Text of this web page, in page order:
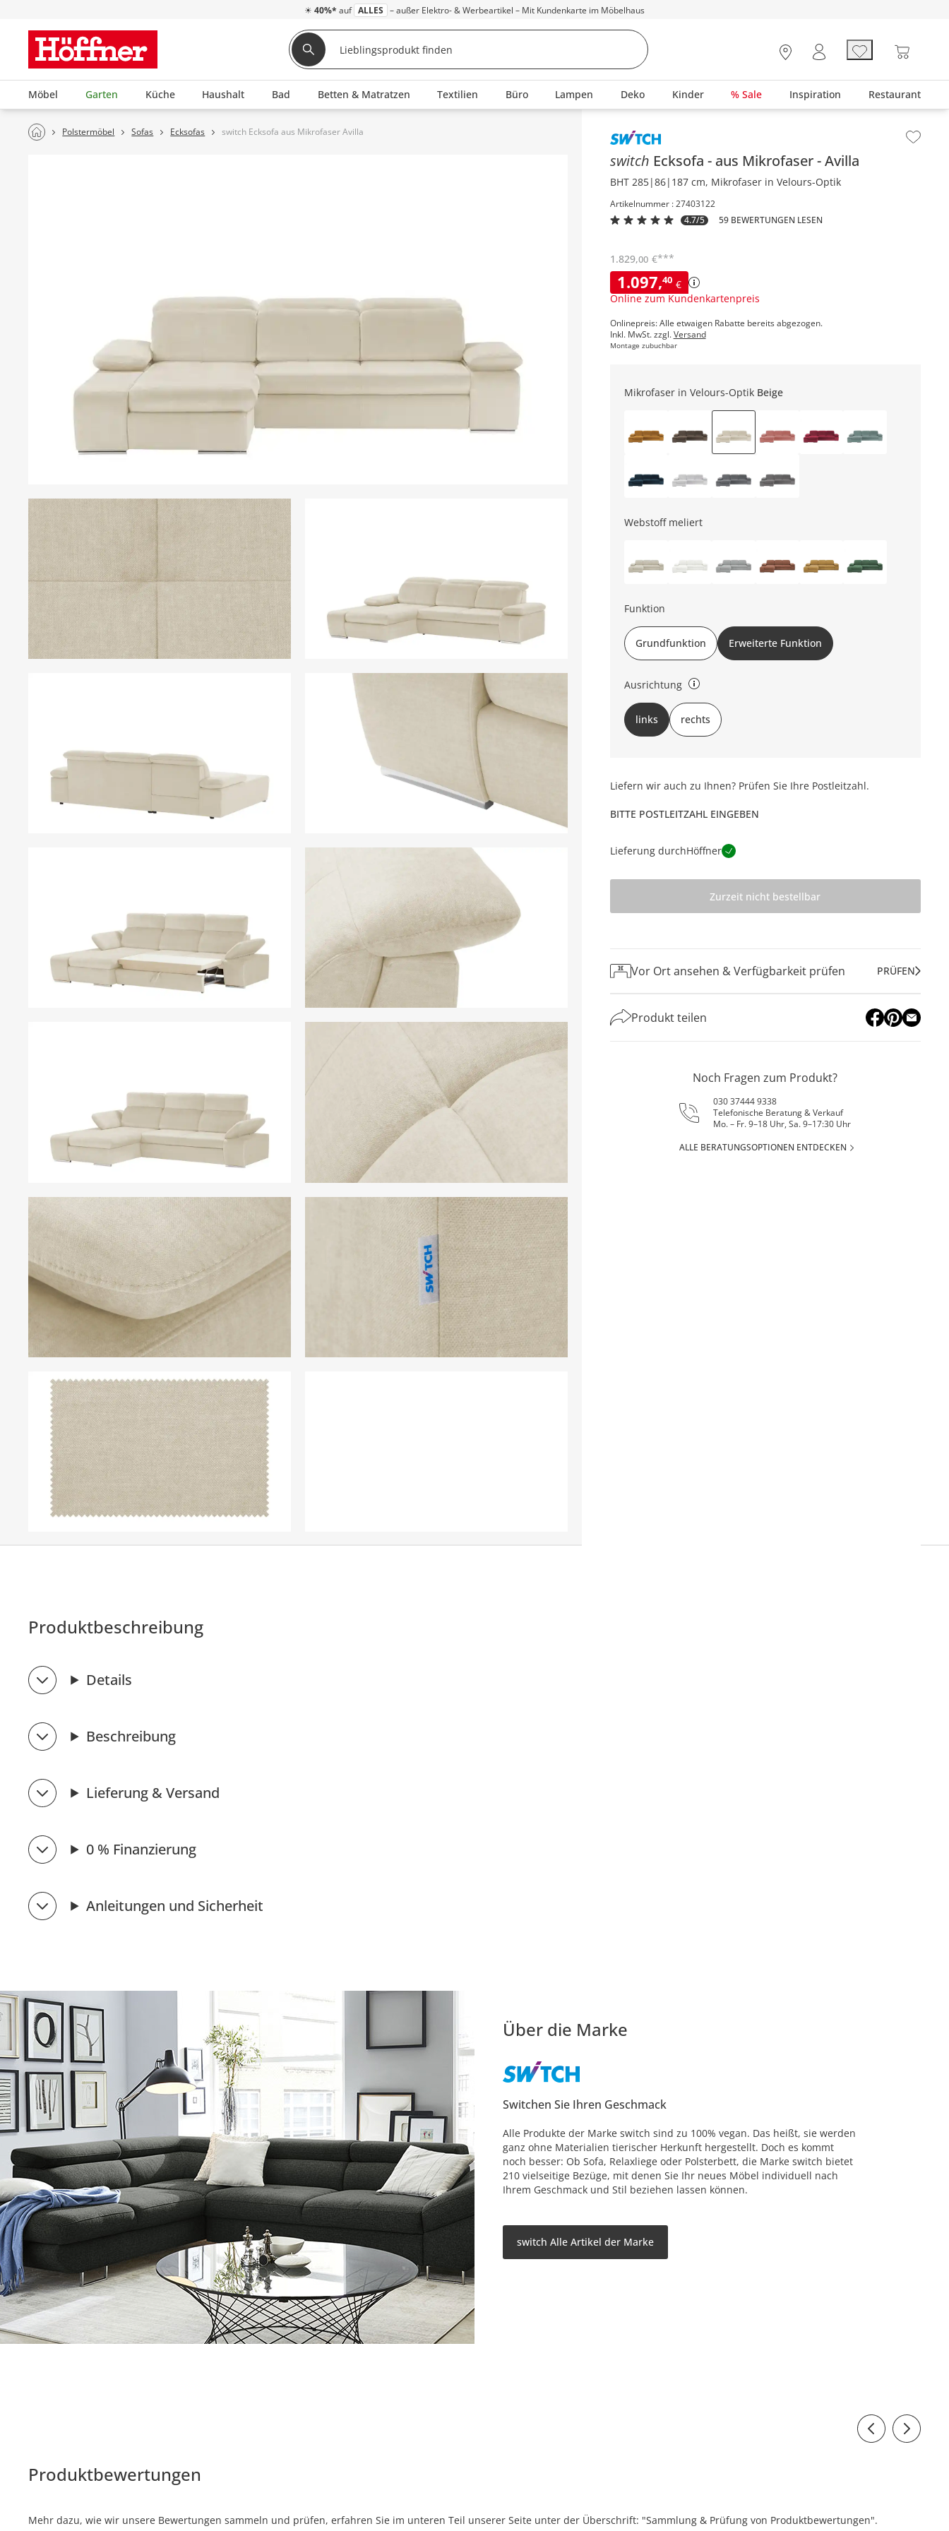
☀ 40%* auf ALLES – außer Elektro- & Werbeartikel – Mit Kundenkarte im Möbelhaus
Möbel Garten Küche Haushalt Bad Betten & Matratzen Textilien Büro Lampen Deko Kinder % Sale Inspiration Restaurant
Polstermöbel Sofas Ecksofas switch Ecksofa aus Mikrofaser Avilla Inhalt der Seitenleiste überspringen - Zum Seitenende
switch Ecksofa aus Mikrofaser Avilla
BHT 285|86|187 cm, Mikrofaser in Velours-Optik
Artikelnummer : 27403122
4.7/5
59 BEWERTUNGEN LESEN
1.097,40 €
Online zum Kundenkartenpreis
1.829,00 €***
Onlinepreis: Alle etwaigen Rabatte bereits abgezogen.
Inkl. MwSt. zzgl.Versand
Montage zubuchbar
Mikrofaser in Velours-Optik Beige
Webstoff meliert
Funktion
Grundfunktion Erweiterte Funktion
Ausrichtung
links oder rechts (bezieht sich auf Draufsicht)
links rechts
Liefern wir auch zu Ihnen? Prüfen Sie Ihre Postleitzahl.
BITTE POSTLEITZAHL EINGEBEN
Lieferung durchHöffner
Zurzeit nicht bestellbar
Vor Ort ansehen & Verfügbarkeit prüfen PRÜFEN
Produkt teilen
Noch Fragen zum Produkt?
030 37444 9338
Telefonische Beratung & Verkauf
Mo. – Fr. 9–18 Uhr, Sa. 9–17:30 Uhr
ALLE BERATUNGSOPTIONEN ENTDECKEN
Produktbeschreibung
Details
Beschreibung
Lieferung & Versand
0 % Finanzierung
Anleitungen und Sicherheit
Über die Marke
Switchen Sie Ihren Geschmack
Alle Produkte der Marke switch sind zu 100% vegan. Das heißt, sie werden
ganz ohne Materialien tierischer Herkunft hergestellt. Doch es kommt
noch besser: Ob Sofa, Relaxliege oder Polsterbett, die Marke switch bietet
210 vielseitige Bezüge, mit denen Sie Ihr neues Möbel individuell nach
Ihrem Geschmack und Stil beziehen lassen können.
switch Alle Artikel der Marke
Produktbewertungen
Mehr dazu, wie wir unsere Bewertungen sammeln und prüfen, erfahren Sie im unteren Teil unserer Seite unter der Überschrift: "Sammlung & Prüfung von Produktbewertungen".